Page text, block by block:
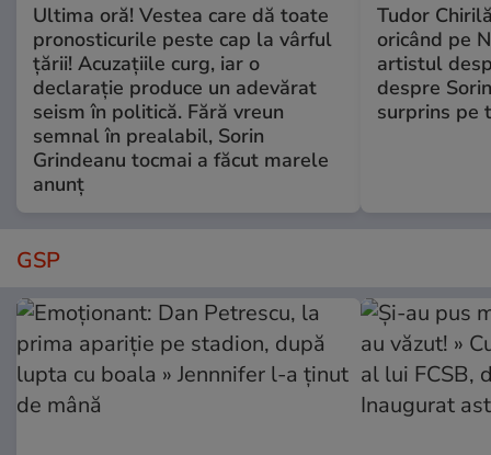
Ultima oră! Vestea care dă toate
pronosticurile peste cap la vârful
țării! Acuzațiile curg, iar o
declarație produce un adevărat
seism în politică. Fără vreun
semnal în prealabil, Sorin
Grindeanu tocmai a făcut marele
anunț
Tudor
oricând pe
artistul
despre
surprins pe
GSP